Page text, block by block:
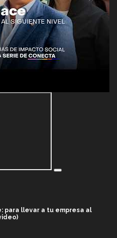
para llevar a tu empresa al